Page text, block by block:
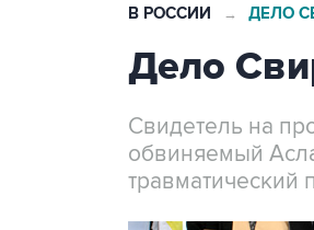
В РОССИИ → ДЕЛО
Дело
Свидетель на
обвиняемый
травматический